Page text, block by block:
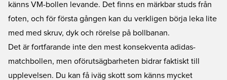
känns VM-bollen levande. Det finns en märkbar studs från
foten, och för första gången kan du verkligen börja leka lite
med med skruv, dyk och rörelse på bollbanan.
Det är fortfarande inte den mest konsekventa adidas-
matchbollen, men oförutsägbarheten bidrar faktiskt till
upplevelsen. Du kan få iväg skott som känns mycket